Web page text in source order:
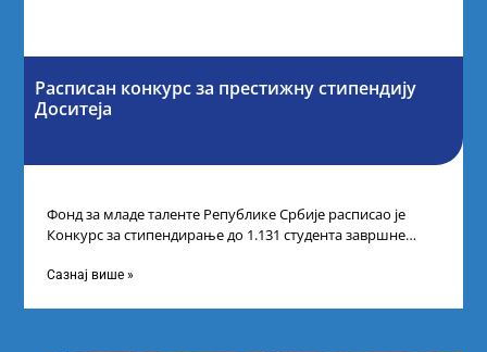
Расписан конкурс за престижну стипендију
Доситеја
Фонд за младе таленте Републике Србије расписао је
Конкурс за стипендирање до 1.131 студента завршне
Сазнај више »